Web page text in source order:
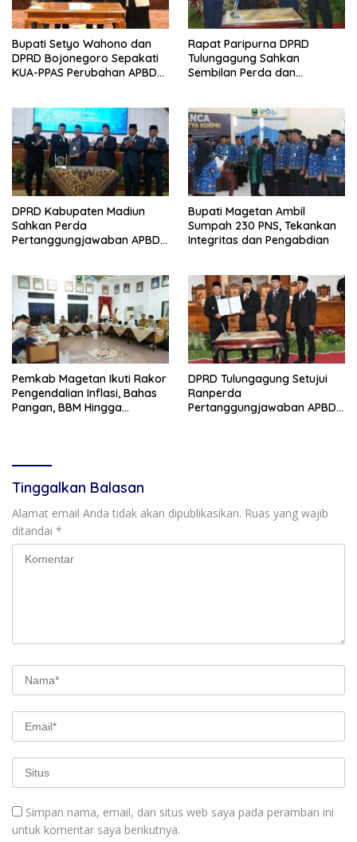
Bupati Setyo Wahono dan
DPRD Bojonegoro Sepakati
KUA-PPAS Perubahan APBD
Rapat Paripurna DPRD
Tulungagung Sahkan
Sembilan Perda dan
DPRD Kabupaten Madiun
Sahkan Perda
Pertanggungjawaban APBD
Bupati Magetan Ambil
Sumpah 230 PNS, Tekankan
Integritas dan Pengabdian
Pemkab Magetan Ikuti Rakor
Pengendalian Inflasi, Bahas
Pangan, BBM Hingga
DPRD Tulungagung Setujui
Ranperda
Pertanggungjawaban APBD
Tinggalkan Balasan
Alamat email Anda tidak akan dipublikasikan. Ruas yang wajib
ditandai *
Simpan nama, email, dan situs web saya pada peramban ini
untuk komentar saya berikutnya.